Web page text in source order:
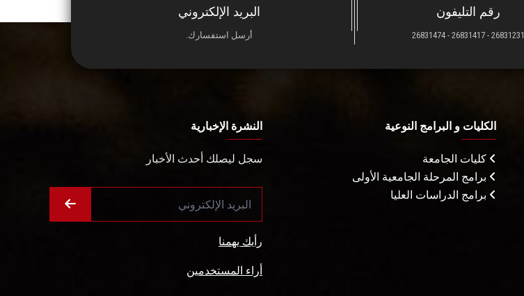
رقم التليفون
26831231 - 26831417 - 26831474
البريد الإلكتروني
أرسل استفسارك.
الكليات و البرامج النوعية
كليات الجامعة
برامج المرحلة الجامعية الأولى
برامج الدراسات العليا
النشرة الإخبارية
سجل ليصلك أحدث الأخبار
رأيك يهمنا
أراء المستخدمين